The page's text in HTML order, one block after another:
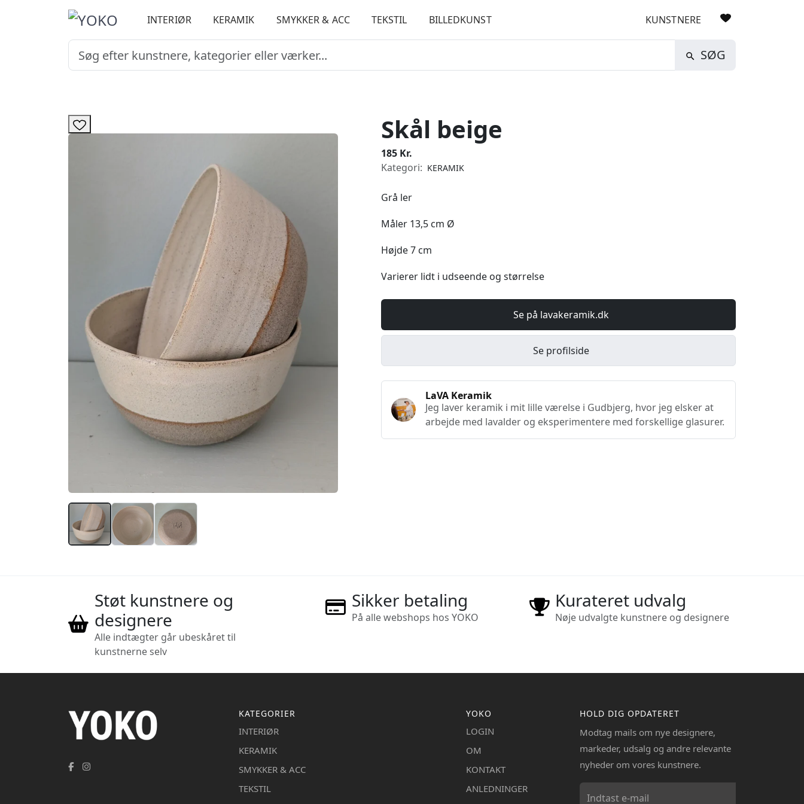
INTERIØR KERAMIK SMYKKER & ACC TEKSTIL BILLEDKUNST KUNSTNERE
SØG
Skål beige
185 Kr.
Kategori: KERAMIK
Grå ler
Måler 13,5 cm Ø
Højde 7 cm
Varierer lidt i udseende og størrelse
Se på lavakeramik.dk
Se profilside
LaVA Keramik
Jeg laver keramik i mit lille værelse i Gudbjerg, hvor jeg elsker at
arbejde med lavalder og eksperimentere med forskellige glasurer.
Støt kunstnere og
designere
Alle indtægter går ubeskåret til
kunstnerne selv
Sikker betaling
På alle webshops hos YOKO
Kurateret udvalg
Nøje udvalgte kunstnere og designere
KATEGORIER
INTERIØR
KERAMIK
SMYKKER & ACC
TEKSTIL
YOKO
LOGIN
OM
KONTAKT
ANLEDNINGER
HOLD DIG OPDATERET
Modtag mails om nye designere,
markeder, udsalg og andre relevante
nyheder om vores kunstnere.